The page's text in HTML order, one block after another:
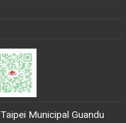
Taipei Municipal Guandu